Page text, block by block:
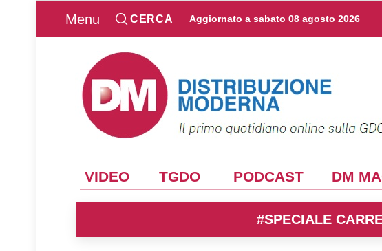
Menu CERCA Aggiornato a sabato 08 agosto 2026
VIDEO TGDO PODCAST DM
#SPECIALE